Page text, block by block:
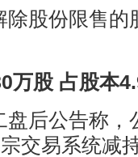
股份限售的
万股 占股本
后公告称，
交易系统减